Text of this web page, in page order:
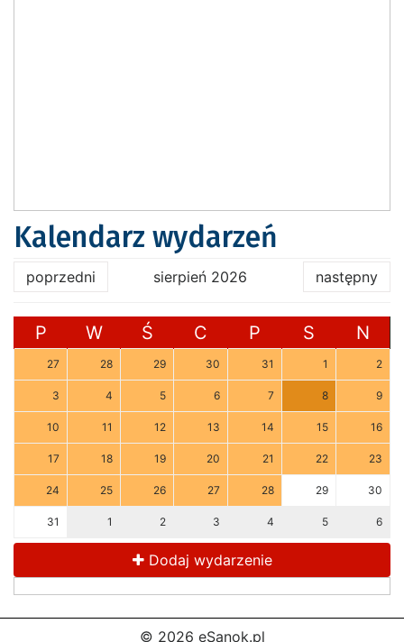
Kalendarz wydarzeń
poprzedni sierpień 2026 następny
P W Ś C P S N
27 28 29 30 31 1 2
3 4 5 6 7 8 9
10 11 12 13 14 15 16
17 18 19 20 21 22 23
24 25 26 27 28 29 30
31 1 2 3 4 5 6
Dodaj wydarzenie
© 2026 eSanok.pl